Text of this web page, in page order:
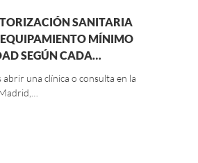
SANITARIA
MÍNIMO
SEGÚN CADA…
abrir una clínica o consulta en la